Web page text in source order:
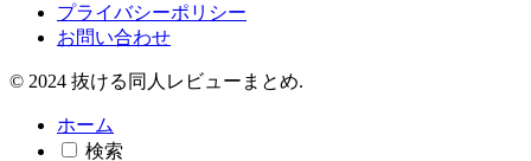
プライバシーポリシー
お問い合わせ
© 2024 抜ける同人レビューまとめ.
ホーム
検索